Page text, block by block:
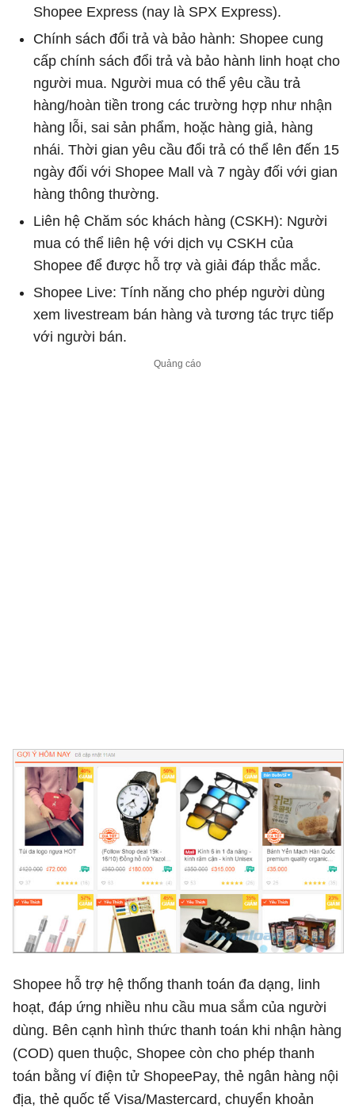
Shopee Express (nay là SPX Express).
Chính sách đổi trả và bảo hành: Shopee cung
cấp chính sách đổi trả và bảo hành linh hoạt cho
người mua. Người mua có thể yêu cầu trả
hàng/hoàn tiền trong các trường hợp như nhận
hàng lỗi, sai sản phẩm, hoặc hàng giả, hàng
nhái. Thời gian yêu cầu đổi trả có thể lên đến 15
ngày đối với Shopee Mall và 7 ngày đối với gian
hàng thông thường.
Liên hệ Chăm sóc khách hàng (CSKH): Người
mua có thể liên hệ với dịch vụ CSKH của
Shopee để được hỗ trợ và giải đáp thắc mắc.
Shopee Live: Tính năng cho phép người dùng
xem livestream bán hàng và tương tác trực tiếp
với người bán.
Shopee hỗ trợ hệ thống thanh toán đa dạng, linh
hoạt, đáp ứng nhiều nhu cầu mua sắm của người
dùng. Bên cạnh hình thức thanh toán khi nhận hàng
(COD) quen thuộc, Shopee còn cho phép thanh
toán bằng ví điện tử ShopeePay, thẻ ngân hàng nội
địa, thẻ quốc tế Visa/Mastercard, chuyển khoản